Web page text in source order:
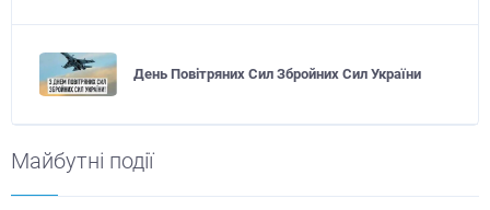
День Повітряних Сил Збройних Сил України
Майбутні події